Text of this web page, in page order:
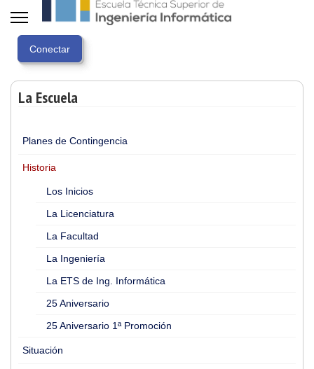
La Escuela
Planes de Contingencia
Historia
Los Inicios
La Licenciatura
La Facultad
La Ingeniería
La ETS de Ing. Informática
25 Aniversario
25 Aniversario 1ª Promoción
Situación